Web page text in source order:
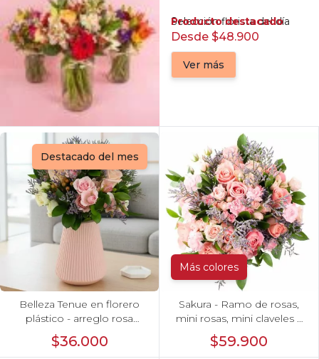
Producto destacado
Selección florista del día
Desde $48.900
Ver más
Destacado del mes
Belleza Tenue en florero
plástico - arreglo rosa
$36.000
Más colores
Sakura - Ramo de rosas,
mini rosas, mini claveles y
limonium en tonos
rosados
$59.900